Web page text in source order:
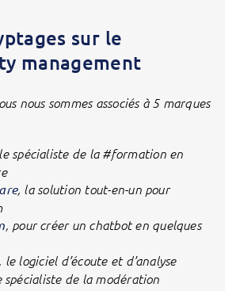
sur le
management
nous sommes associés à 5 marques
spécialiste de la #formation en
, la solution tout-en-un pour
, pour créer un chatbot en quelques
le logiciel d’écoute et d’analyse
spécialiste de la modération